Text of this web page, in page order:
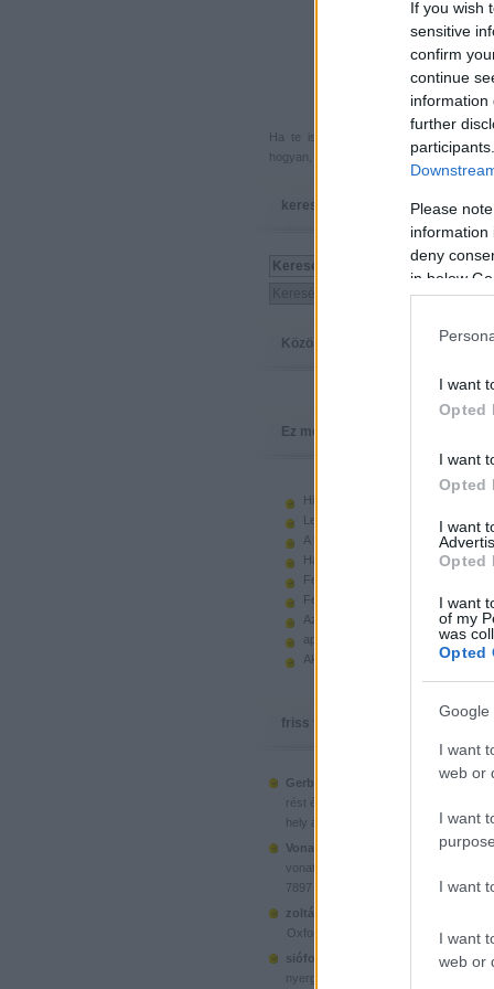
If you wish
sensitive
confirm
continue
information
further
Please
information
deny
in below
I want
Opted
I want
Opted
I want
Opted
I want
of my
was
Opted
Google
I want
web or
I want
I want
I want
web or
Ha te is küldenél egy végigjátszást,
hogyan, hova, mikor, kivel és miért,
keresés
Közösség
Ez megy
Hiányzó elemek beszerzése
Legoland Németország 2010
A kastélyok képes története
Használt legót piacról
Feltörjük a legó ugart
Fehérítsd ki!
Az Indiana Jones készletek
apró. hirdetés.
Akciók, újdonságok a polcon,
friss topikok
Gerberus:
Mostanra már a Lego is
rést é...
hely a klónoknak
Vonatotkeresek1:
@BorZol: Üdv, hol
vonatot venni...
7897 Passenger Train
zoltán999:
Oxford, a dél-koreai klón
siófoki35:
A platós teherautó
nyergesvonta...